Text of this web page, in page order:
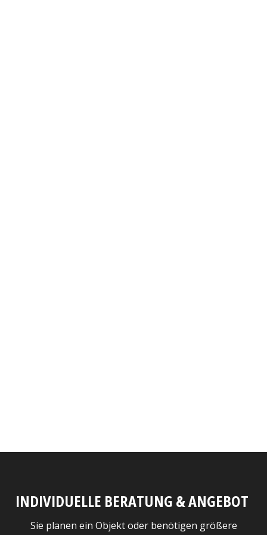
INDIVIDUELLE BERATUNG & ANGEBOT
Sie planen ein Objekt oder benötigen größere